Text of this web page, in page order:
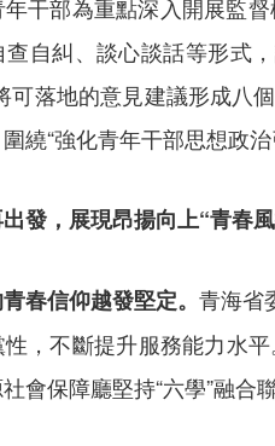
干部為重點深入開展監
自糾、談心談話等形式
可落地的意見建議形成八
繞“強化青年干部思想政
發，展現昂揚向上“青春
春信仰越發堅定。 青海省
，不斷提升服務能力水
會保障廳堅持“六學”融合